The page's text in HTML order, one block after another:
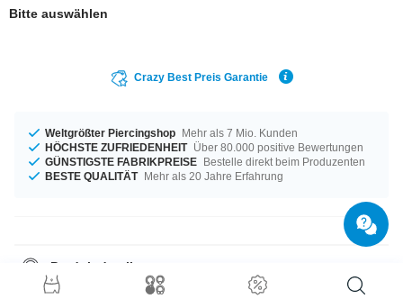
Bitte auswählen
Crazy Best Preis Garantie
Weltgrößter Piercingshop Mehr als 7 Mio. Kunden
HÖCHSTE ZUFRIEDENHEIT Über 80.000 positive Bewertungen
GÜNSTIGSTE FABRIKPREISE Bestelle direkt beim Produzenten
BESTE QUALITÄT Mehr als 20 Jahre Erfahrung
Produktdetails
Ein Produkt für alle Gelegenheiten - erhältlich in der Materialstärke von